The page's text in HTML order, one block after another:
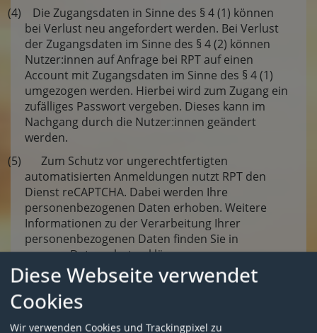
(4) Die Zugangsdaten in Sinne des § 4 (1) können
bei Verlust neu angefordert werden. Bei Verlust
der Zugangsdaten im Sinne des § 4 (2) können
Nutzer:innen auf Anfrage bei RPT auf einen
Account mit Zugangsdaten im Sinne des § 4 (1)
umgezogen werden. Hierbei wird zum Zugang ein
zufälliges Passwort vergeben. Dieses kann im
Nachgang durch die Nutzer:innen geändert
werden.
(5) Zum Schutz vor ungerechtfertigten
automatisierten Anmeldungen nutzt RPT den
Dienst reCAPTCHA. Dabei werden Ihre
personenbezogenen Daten erhoben. Weitere
Informationen zu der Verarbeitung Ihrer
personenbezogenen Daten finden Sie in
unserer Datenschutzerklärung.
(6) RPT ist berechtigt bei Vorliegen eines wichtigen
Grundes das Konto zu löschen und / oder den
weiteren Zugang zu der Plattform zu verweigern.
Ein wichtiger Grund im Sinne dieser
Diese Webseite verwendet
Cookies
Wir verwenden Cookies und Trackingpixel zu